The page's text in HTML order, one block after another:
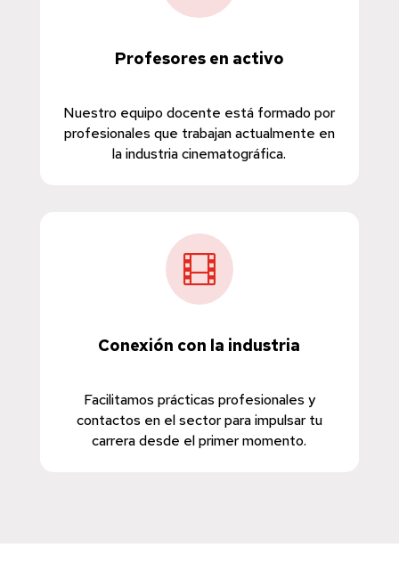
Profesores en activo
Nuestro equipo docente está formado por
profesionales que trabajan actualmente en
la industria cinematográfica.

Conexión con la industria
Facilitamos prácticas profesionales y
contactos en el sector para impulsar tu
carrera desde el primer momento.